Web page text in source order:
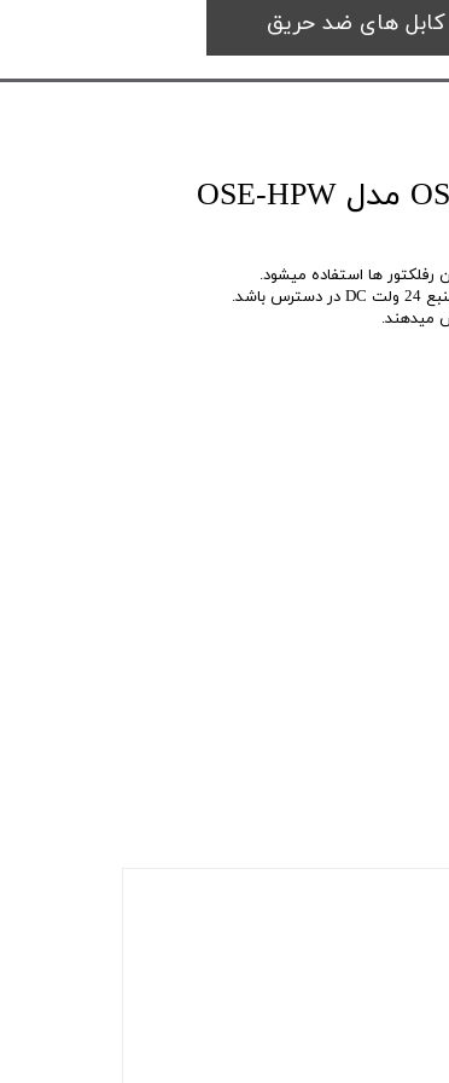
کابل های ضد حریق
رفلکتور توان بالا OSID - DE مدل OSE-HPW
میدهند.